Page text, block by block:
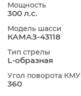
Мощность
300 л.с.
Модель шасси
КАМАЗ-43118
Тип стрелы
L-образная
Угол поворота КМУ
360